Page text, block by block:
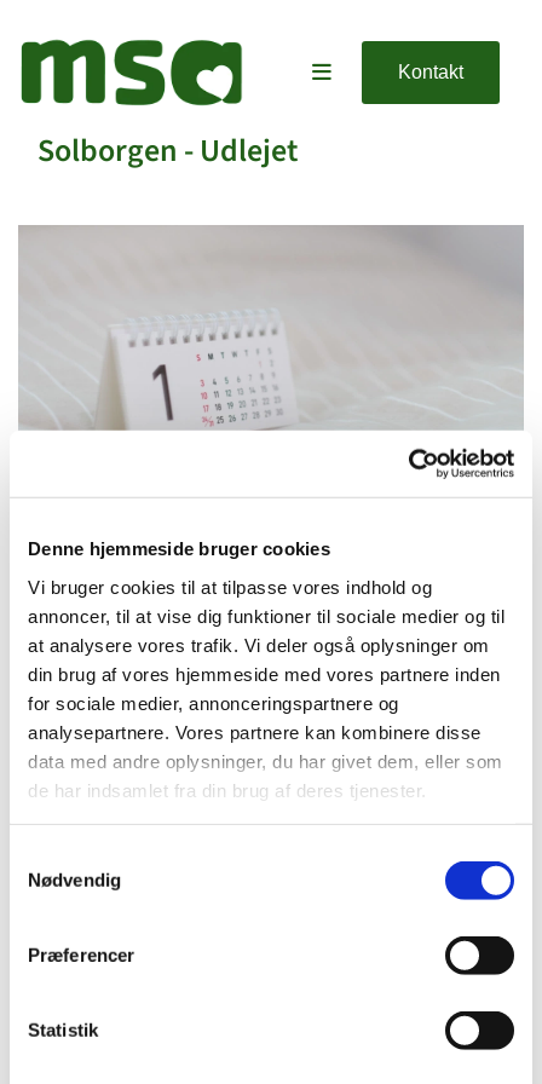
Denne hjemmeside bruger cookies
Vi bruger cookies til at tilpasse vores indhold og
annoncer, til at vise dig funktioner til sociale medier og til
at analysere vores trafik. Vi deler også oplysninger om
din brug af vores hjemmeside med vores partnere inden
for sociale medier, annonceringspartnere og
analysepartnere. Vores partnere kan kombinere disse
data med andre oplysninger, du har givet dem, eller som
de har indsamlet fra din brug af deres tjenester.
Nødvendig
Præferencer
Statistik
Kontakt
Solborgen - Udlejet
27. november 2026 - 29. november 2026,
kl. 16:00 - 16:00
Solborgen, Strandgårdsleddet 2,
Hønsinge Lyng, 4560 Vig